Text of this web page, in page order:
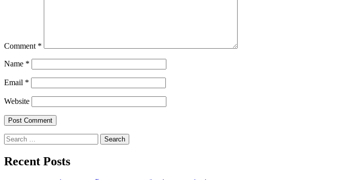
Comment *
Name *
Email *
Website
Search
for:
Recent Posts